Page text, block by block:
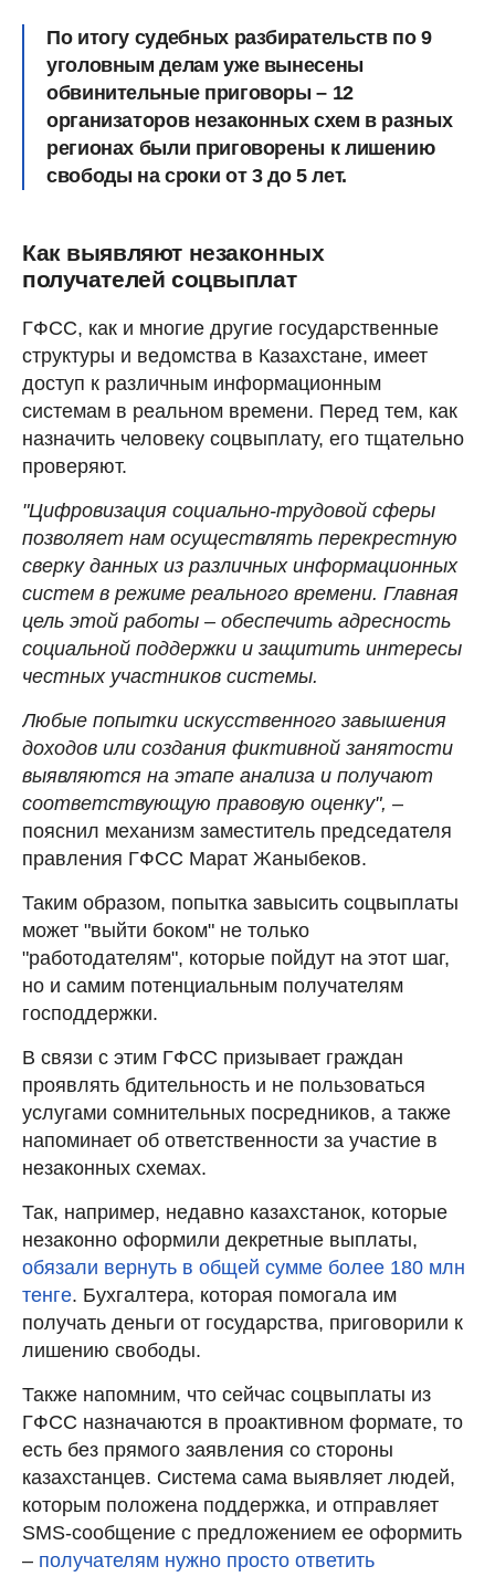
По итогу судебных разбирательств по 9
уголовным делам уже вынесены
обвинительные приговоры – 12
организаторов незаконных схем в разных
регионах были приговорены к лишению
свободы на сроки от 3 до 5 лет.
Как выявляют незаконных
получателей соцвыплат
ГФСС, как и многие другие государственные
структуры и ведомства в Казахстане, имеет
доступ к различным информационным
системам в реальном времени. Перед тем, как
назначить человеку соцвыплату, его тщательно
проверяют.
"Цифровизация социально-трудовой сферы
позволяет нам осуществлять перекрестную
сверку данных из различных информационных
систем в режиме реального времени. Главная
цель этой работы – обеспечить адресность
социальной поддержки и защитить интересы
честных участников системы.
Любые попытки искусственного завышения
доходов или создания фиктивной занятости
выявляются на этапе анализа и получают
соответствующую правовую оценку", –
пояснил механизм заместитель председателя
правления ГФСС Марат Жаныбеков.
Таким образом, попытка завысить соцвыплаты
может "выйти боком" не только
"работодателям", которые пойдут на этот шаг,
но и самим потенциальным получателям
господдержки.
В связи с этим ГФСС призывает граждан
проявлять бдительность и не пользоваться
услугами сомнительных посредников, а также
напоминает об ответственности за участие в
незаконных схемах.
Так, например, недавно казахстанок, которые
незаконно оформили декретные выплаты,
обязали вернуть в общей сумме более 180 млн
тенге. Бухгалтера, которая помогала им
получать деньги от государства, приговорили к
лишению свободы.
Также напомним, что сейчас соцвыплаты из
ГФСС назначаются в проактивном формате, то
есть без прямого заявления со стороны
казахстанцев. Система сама выявляет людей,
которым положена поддержка, и отправляет
SMS-сообщение с предложением ее оформить
– получателям нужно просто ответить